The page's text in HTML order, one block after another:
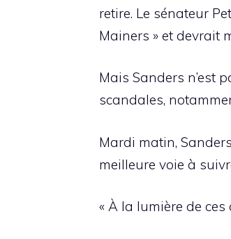
retire. Le sénateur
Mainers » et devrait
Mais Sanders n’est
scandales,
Mardi matin,
meilleure voie à
« À la lumière de